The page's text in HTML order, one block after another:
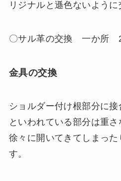
リジナルと遜色ないように
〇サル革の交換 一か所
金具の交換
ショルダー付け根部分に
といわれている部分は重
徐々に開いてきてしまっ
す。